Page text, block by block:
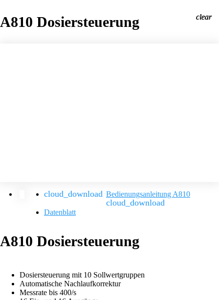
A810 Dosiersteuerung
Bedienungsanleitung A810
Datenblatt
A810 Dosiersteuerung
Dosiersteuerung mit 10 Sollwertgruppen
Automatische Nachlaufkorrektur
Messrate bis 400/s
clear
clear
clear